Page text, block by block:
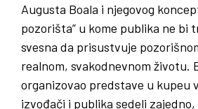
Augusta Boala i njegovog
pozorišta” u kome publika ne bi
svesna da prisustvuje
realnom, svakodnevnom životu.
organizovao predstave u kupeu
izvođači i publika sedeli